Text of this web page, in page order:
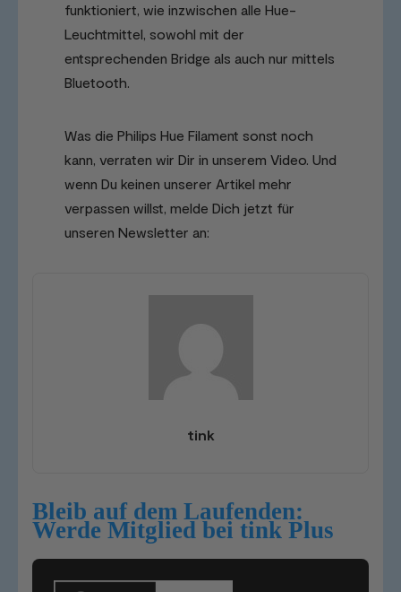
funktioniert, wie inzwischen alle Hue-
Leuchtmittel, sowohl mit der
entsprechenden Bridge als auch nur mittels
Bluetooth.
Was die Philips Hue Filament sonst noch
kann, verraten wir Dir in unserem Video. Und
wenn Du keinen unserer Artikel mehr
verpassen willst, melde Dich jetzt für
unseren Newsletter an:
tink
Bleib auf dem Laufenden:
Werde Mitglied bei tink Plus